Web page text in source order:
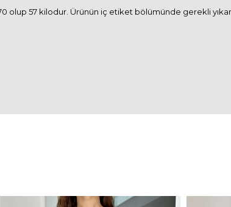
olup 57 kilodur. Ürünün iç etiket bölümünde gerekli